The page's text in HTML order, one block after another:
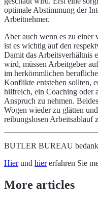
optimale Abstimmung der
Arbeitnehmer.
Aber auch wenn es zu einer
ist es wichtig auf den
Damit das Arbeitsverhältnis
wird, müssen Arbeitgeber
im herkömmlichen
Konflikte entstehen sollten,
hilfreich, ein Coaching oder
Anspruch zu nehmen.
Wogen wieder zu glätten
reibungslosen Arbeitsablauf
BUTLER BUREAU
Hierund hiererfahren Sie
More articles